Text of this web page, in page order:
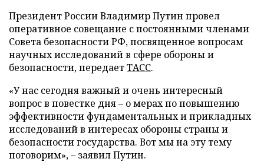
Президент России Владимир Путин провел
оперативное совещание с постоянными членами
Совета безопасности РФ, посвященное вопросам
научных исследований в сфере обороны и
безопасности, передаетТАСС.
«У нас сегодня важный и очень интересный
вопрос в повестке дня – о мерах по повышению
эффективности фундаментальных и прикладных
исследований в интересах обороны страны и
безопасности государства. Вот мы на эту тему
поговорим», – заявил Путин.